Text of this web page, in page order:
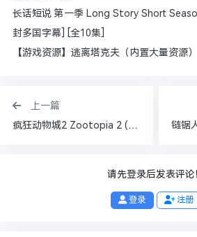
长话短说 第一季 Long Story Short
封多国字幕] [全10集]
【游戏资源】逃离塔克夫（内置大量资源）
上一篇
疯狂动物城2 Zootopia 2 (2025) [美国] [喜剧 / 动画 / 悬疑 / 犯罪 / 冒险] 英语 / 暂无 高分
请先登录后发表评论
登录 注册